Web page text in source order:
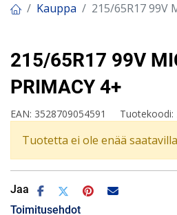
Kauppa 215/65R17 99V
215/65R17 99V
PRIMACY 4+
EAN: 3528709054591 Tuotekoodi:
Tuotetta ei ole enää
Jaa
Toimitusehdot